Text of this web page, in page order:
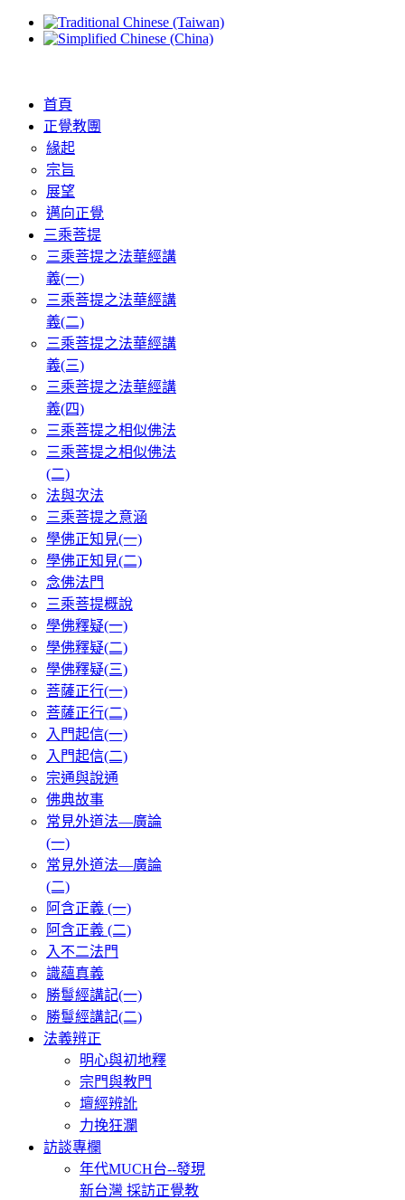
首頁
正覺教團
緣起
宗旨
展望
邁向正覺
三乘菩提
三乘菩提之法華經講
義(一)
三乘菩提之法華經講
義(二)
三乘菩提之法華經講
義(三)
三乘菩提之法華經講
義(四)
三乘菩提之相似佛法
三乘菩提之相似佛法
(二)
法與次法
三乘菩提之意涵
學佛正知見(一)
學佛正知見(二)
念佛法門
三乘菩提概說
學佛釋疑(一)
學佛釋疑(二)
學佛釋疑(三)
菩薩正行(一)
菩薩正行(二)
入門起信(一)
入門起信(二)
宗通與說通
佛典故事
常見外道法—廣論
(一)
常見外道法—廣論
(二)
阿含正義 (一)
阿含正義 (二)
入不二法門
識蘊真義
勝鬘經講記(一)
勝鬘經講記(二)
法義辨正
明心與初地釋
宗門與教門
壇經辨訛
力挽狂瀾
訪談專欄
年代MUCH台--發現
新台灣 採訪正覺教